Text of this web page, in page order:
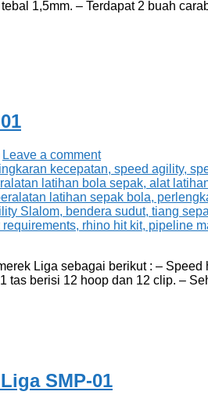
1,5mm. – Terdapat 2 buah
Leave a comment
Liga sebagai berikut : –
tas berisi 12 hoop dan 12 clip. –
SMP-01